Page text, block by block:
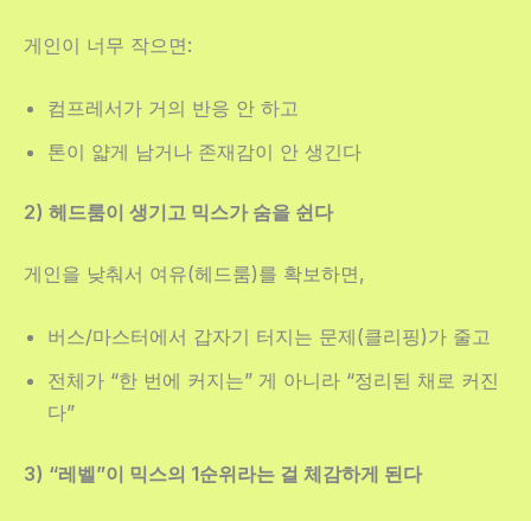
게인이 너무 작으면:
컴프레서가 거의 반응 안 하고
톤이 얇게 남거나 존재감이 안 생긴다
2) 헤드룸이 생기고 믹스가 숨을 쉰다
게인을 낮춰서 여유(헤드룸)를 확보하면,
버스/마스터에서 갑자기 터지는 문제(클리핑)가 줄고
전체가 “한 번에 커지는” 게 아니라 “정리된 채로 커진
다”
3) “레벨”이 믹스의 1순위라는 걸 체감하게 된다